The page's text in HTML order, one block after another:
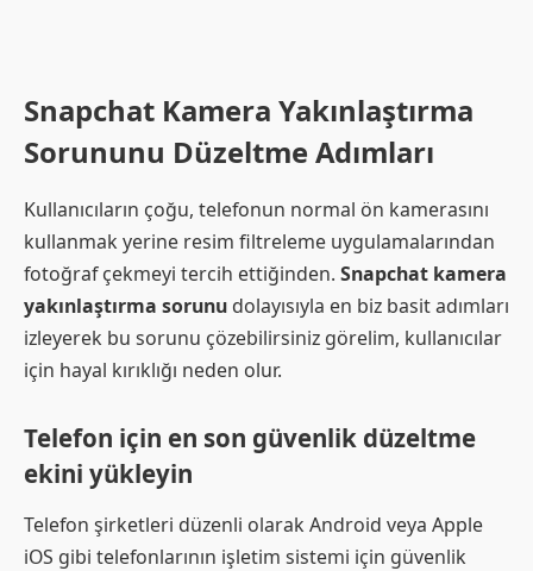
Snapchat Kamera Yakınlaştırma
Sorununu Düzeltme Adımları
Kullanıcıların çoğu, telefonun normal ön kamerasını
kullanmak yerine resim filtreleme uygulamalarından
fotoğraf çekmeyi tercih ettiğinden. Snapchat kamera
yakınlaştırma sorunu dolayısıyla en biz basit adımları
izleyerek bu sorunu çözebilirsiniz görelim, kullanıcılar
için hayal kırıklığı neden olur.
Telefon için en son güvenlik düzeltme
ekini yükleyin
Telefon şirketleri düzenli olarak Android veya Apple
iOS gibi telefonlarının işletim sistemi için güvenlik